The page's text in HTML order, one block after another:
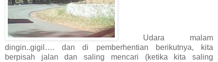
Udara malam
dingin..gigil…. dan di pemberhentian berikutnya, kita
berpisah jalan dan saling mencari (ketika kita saling